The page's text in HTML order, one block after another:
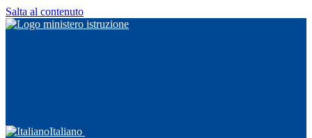
Salta al contenuto
Italiano